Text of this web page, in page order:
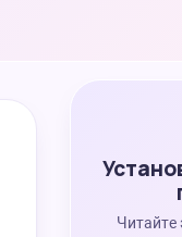
Читайте